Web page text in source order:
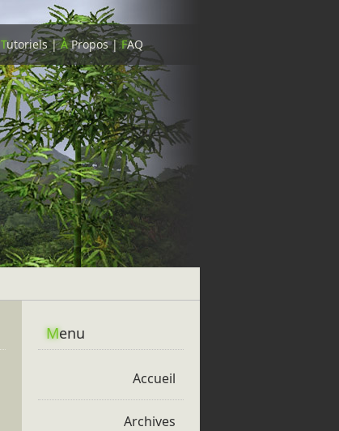
Tutoriels|ÀPropos|FAQ
Menu
Accueil
Archives